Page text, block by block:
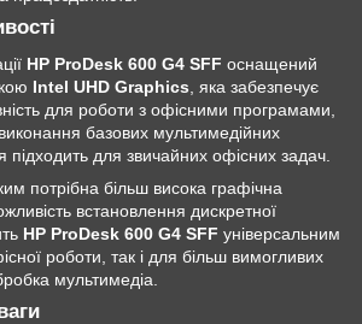
HP ProDesk 600 G4 SFF оснащений
Intel UHD Graphics , яка забезпечує
для роботи з офісними програмами,
базових мультимедійних
для звичайних офісних задач.
потрібна більш висока графічна
встановлення дискретної
HP ProDesk 600 G4 SFF універсальним
роботи, так і для більш вимогливих
мультимедіа.